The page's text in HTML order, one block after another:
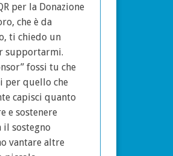
per la Donazione
che è da
ti chiedo un
supportarmi.
fossi tu che
per quello che
capisci quanto
e sostenere
il sostegno
vantare altre